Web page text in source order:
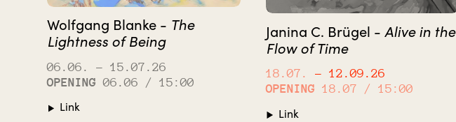
Wolfgang Blanke - The
Lightness of Being
06.06.
– 15.07.26
OPENING 06.06 / 15:00
Link
Janina C. Brügel - Alive in the
Flow of Time
18.07.
– 12.09.26
OPENING 18.07 / 15:00
Link